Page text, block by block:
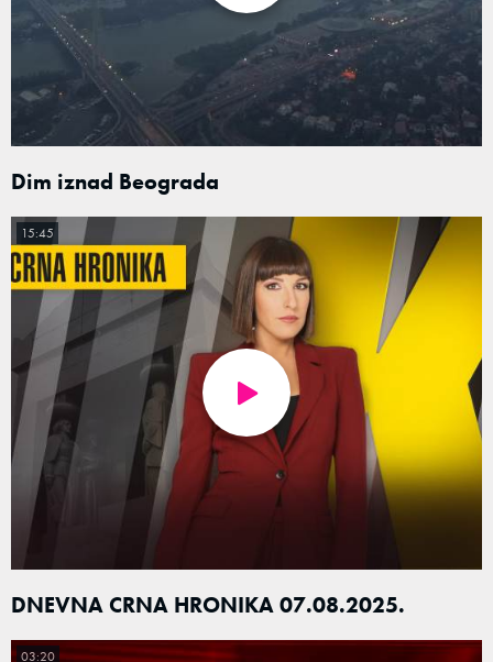
Dim iznad Beograda
DNEVNA CRNA HRONIKA 07.08.2025.
15:45
03:20